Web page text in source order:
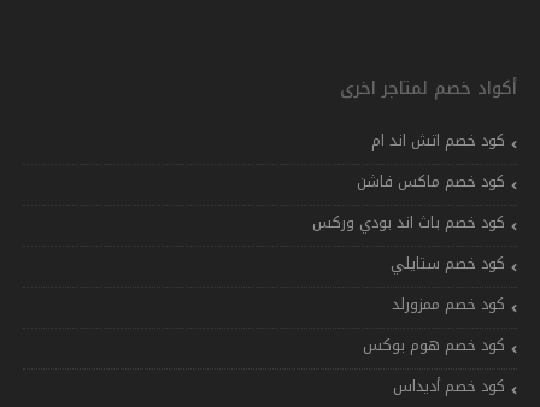
أكواد خصم لمتاجر اخرى
كود خصم اتش اند ام
كود خصم ماكس فاشن
كود خصم باث اند بودي وركس
كود خصم ستايلي
كود خصم ممزورلد
كود خصم هوم بوكس
كود خصم أديداس